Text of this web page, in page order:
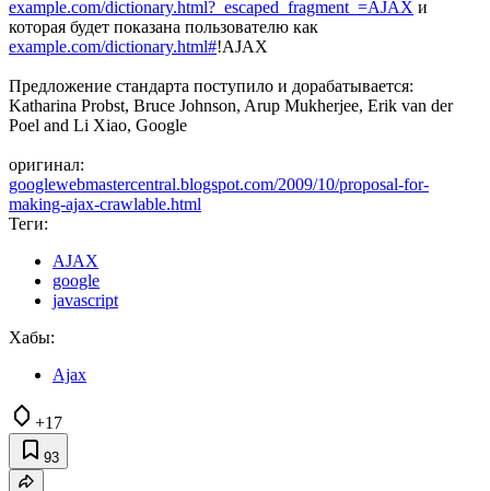
example.com/dictionary.html?_escaped_fragment_=AJAX и
которая будет показана пользователю как
example.com/dictionary.html#!AJAX
Предложение стандарта поступило и дорабатывается:
Katharina Probst, Bruce Johnson, Arup Mukherjee, Erik van der
Poel and Li Xiao, Google
оригинал:
googlewebmastercentral.blogspot.com/2009/10/proposal-for-
making-ajax-crawlable.html
Теги:
AJAX
google
javascript
Хабы:
Ajax
+17
93